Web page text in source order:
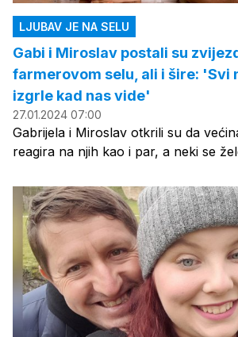
LJUBAV JE NA SELU
Gabi i Miroslav postali su
farmerovom selu, ali i šire: 'Svi
izgrle kad nas vide'
27.01.2024 07:00
Gabrijela i Miroslav otkrili su da
reagira na njih kao i par, a neki se